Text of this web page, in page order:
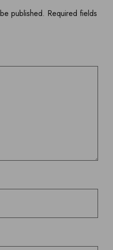
published. Required fields